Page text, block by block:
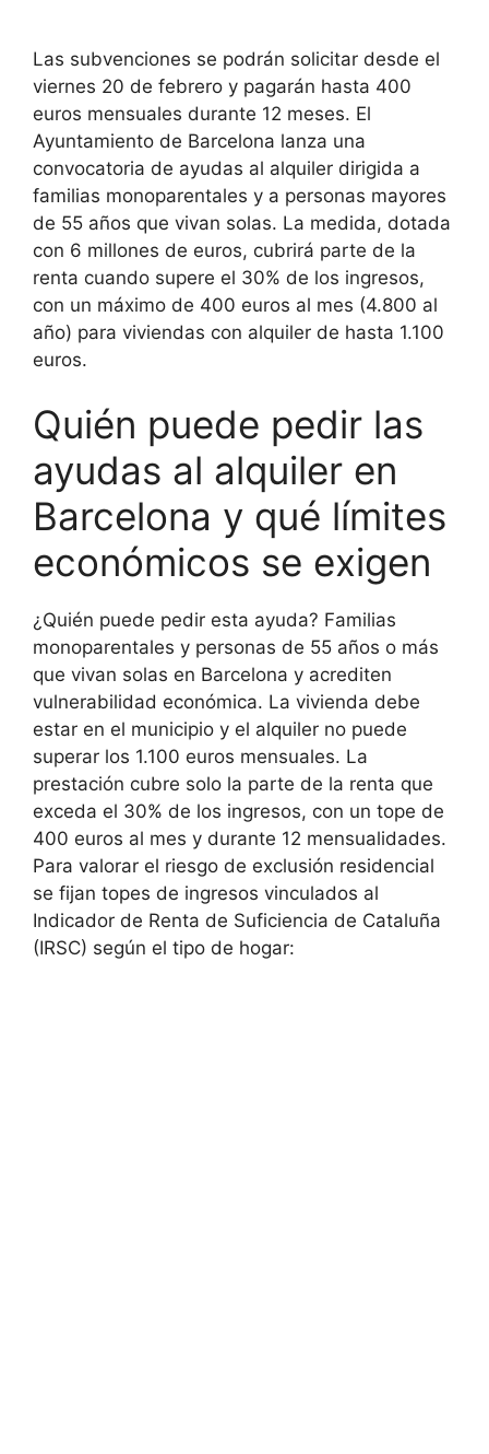
Las subvenciones se podrán solicitar desde el
viernes 20 de febrero y pagarán hasta 400
euros mensuales durante 12 meses. El
Ayuntamiento de Barcelona lanza una
convocatoria de ayudas al alquiler dirigida a
familias monoparentales y a personas mayores
de 55 años que vivan solas. La medida, dotada
con 6 millones de euros, cubrirá parte de la
renta cuando supere el 30% de los ingresos,
con un máximo de 400 euros al mes (4.800 al
año) para viviendas con alquiler de hasta 1.100
euros.
Quién puede pedir las
ayudas al alquiler en
Barcelona y qué límites
económicos se exigen
¿Quién puede pedir esta ayuda? Familias
monoparentales y personas de 55 años o más
que vivan solas en Barcelona y acrediten
vulnerabilidad económica. La vivienda debe
estar en el municipio y el alquiler no puede
superar los 1.100 euros mensuales. La
prestación cubre solo la parte de la renta que
exceda el 30% de los ingresos, con un tope de
400 euros al mes y durante 12 mensualidades.
Para valorar el riesgo de exclusión residencial
se fijan topes de ingresos vinculados al
Indicador de Renta de Suficiencia de Cataluña
(IRSC) según el tipo de hogar: